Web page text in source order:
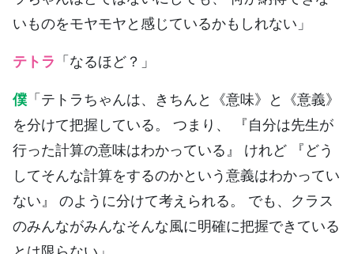
いものをモヤモヤと感じているかもしれない」
テトラ 「なるほど？」
僕 「テトラちゃんは、きちんと《意味》と《意義》
を分けて把握している。 つまり、 『自分は先生が
行った計算の意味はわかっている』 けれど 『どう
してそんな計算をするのかという意義はわかってい
ない』 のように分けて考えられる。 でも、クラス
のみんながみんなそんな風に明確に把握できている